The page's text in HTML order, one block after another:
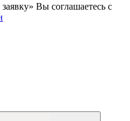
Вы соглашаетесь с